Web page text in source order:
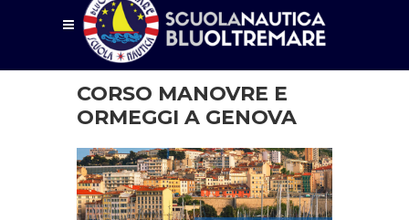
CORSO MANOVRE E
ORMEGGI A GENOVA